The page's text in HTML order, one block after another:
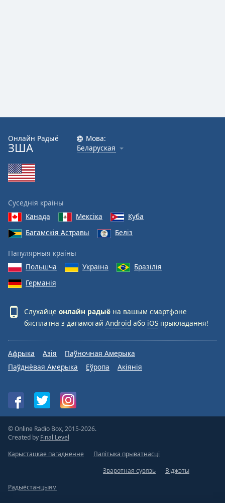
Онлайн Радыё
ЗША
Мова:
Беларуская
Суседнія краіны
Канада
Мексіка
Куба
Багамскія Астравы
Беліз
Папулярныя краіны
Польшча
Украіна
Бразілія
Германія
Слухайце онлайн радыё на вашым смартфоне
бясплатна з дапамогай Android або iOS прыкладання!
Афрыка Азія
Паўночная Амерыка
Паўднёвая Амерыка
Еўропа Акіянія
© Online Radio Box, 2015-2026.
Created by Final Level
Карыстацкае пагадненне
Палітыка прыватнасці
Зваротная сувязь
Віджэты
Радыёстанцыям